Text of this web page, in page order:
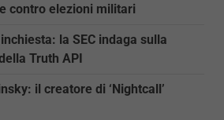
contro elezioni militari
la SEC indaga sulla
Truth API
il creatore di ‘Nightcall’